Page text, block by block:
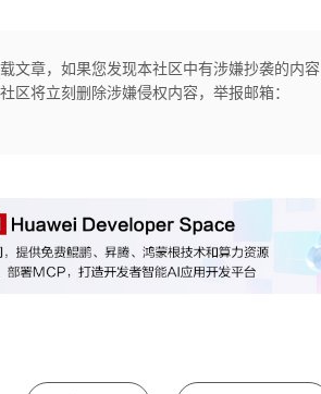
文章，如果您发现本社区中有涉嫌抄袭的内
区将立刻删除涉嫌侵权内容，举报邮箱：